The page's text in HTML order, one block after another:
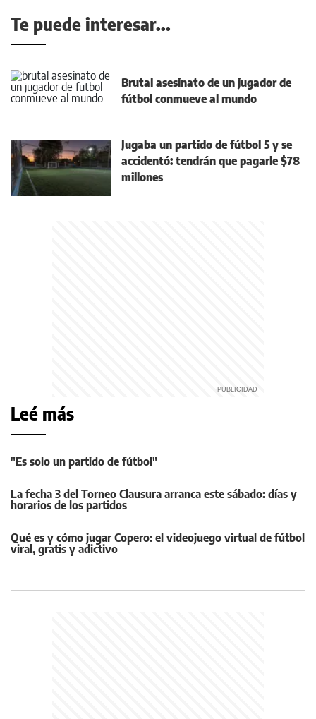
Te puede interesar...
Brutal asesinato de un jugador de
fútbol conmueve al mundo
Jugaba un partido de fútbol 5 y se
accidentó: tendrán que pagarle $78
millones
Leé más
"Es solo un partido de fútbol"
La fecha 3 del Torneo Clausura arranca este sábado: días y
horarios de los partidos
Qué es y cómo jugar Copero: el videojuego virtual de fútbol
viral, gratis y adictivo